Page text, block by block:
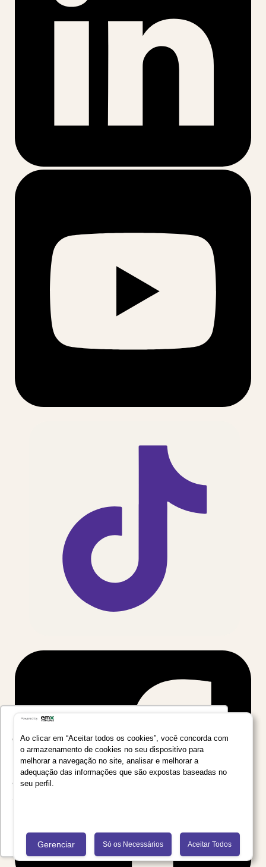
Utilizamos seus dados para oferecer uma
experiência mais relevante ao analisar e
personalizar conteúdos e anúncios em nossa
plataforma e em serviços de terceiros. Consulte
a Política de Privacidade de Dados do Grupo
Recusar Cookies Aceitar Cookies
Ao clicar em “Aceitar todos os cookies”, você concorda com
o armazenamento de cookies no seu dispositivo para
melhorar a navegação no site, analisar e melhorar a
adequação das informações que são expostas baseadas no
seu perfil.
Gerenciar Só os Necessários Aceitar Todos